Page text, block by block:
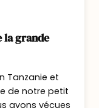
un
prendrez la
, l’une
la grande
Tanzanie et
de notre petit
avons vécues